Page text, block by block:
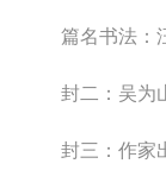
篇名书法：
封二：吴为
封三：作家